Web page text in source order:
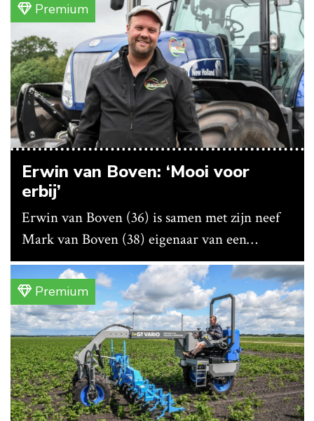
Premium
Erwin van Boven: ‘Mooi voor
erbij’
Erwin van Boven (36) is samen met zijn neef
Mark van Boven (38) eigenaar van een
gemengd bedrijf in Erica (Dr.). Achter hun
akkerbouwbedrijf liggen de stallen waar ze
vleeskippen houden. In de schuur vooraan is
het qua trekkers allemaal blauw, waaronder de
New Holland T7070 voor de trekkertrek.
Premium